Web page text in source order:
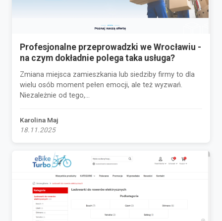
Profesjonalne przeprowadzki we Wrocławiu -
na czym dokładnie polega taka usługa?
Zmiana miejsca zamieszkania lub siedziby firmy to dla
wielu osób moment pełen emocji, ale też wyzwań.
Niezależnie od tego,...
Karolina Maj
18.11.2025